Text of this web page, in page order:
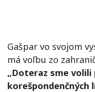
Gašpar vo svojom
má voľbu zo
„Doteraz sme